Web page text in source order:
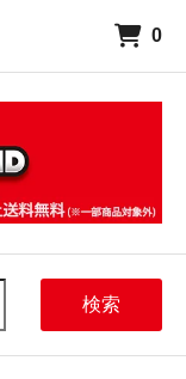
0
検索